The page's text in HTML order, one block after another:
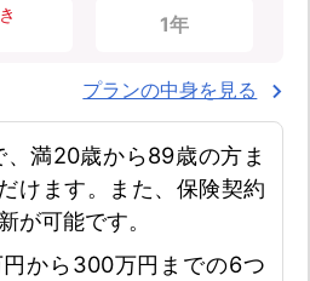
1年
プランの中身を見る
、満20歳から89歳の方ま
けます。また、保険契約
が可能です。
から300万円までの6つ